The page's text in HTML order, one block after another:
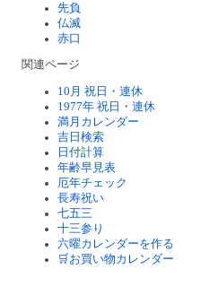
先負
仏滅
赤口
関連ページ
10月 祝日・連休
1977年 祝日・連休
満月カレンダー
吉日検索
日付計算
年齢早見表
厄年チェック
長寿祝い
七五三
十三参り
六曜カレンダーを作る
🛒お買い物カレンダー